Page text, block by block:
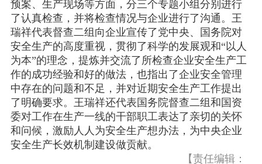
预案、生产现场等方面，分三个专题小组分别进行
了认真检查，并将检查情况与企业进行了沟通。王
瑞祥代表督查二组向企业宣传了党中央、国务院对
安全生产的高度重视，贯彻了科学的发展观和“以人
为本”的理念，提炼并交流了所检查企业安全生产工
作的成功经验和好的做法，也指出了企业安全管理
中存在的问题和不足，并对近期安全生产工作提出
了明确要求。王瑞祥还代表国务院督查二组和国资
委对工作在生产一线的干部职工表达了亲切的关怀
和问候，激励人人为安全生产想办法，为中央企业
安全生产长效机制建设做贡献。
【责任编辑：